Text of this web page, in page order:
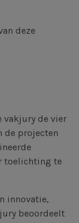
deze
vakjury de vier
de projecten
toelichting te
innovatie,
beoordeelt